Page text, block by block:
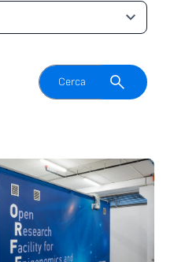
Attiva il campo di ricerca